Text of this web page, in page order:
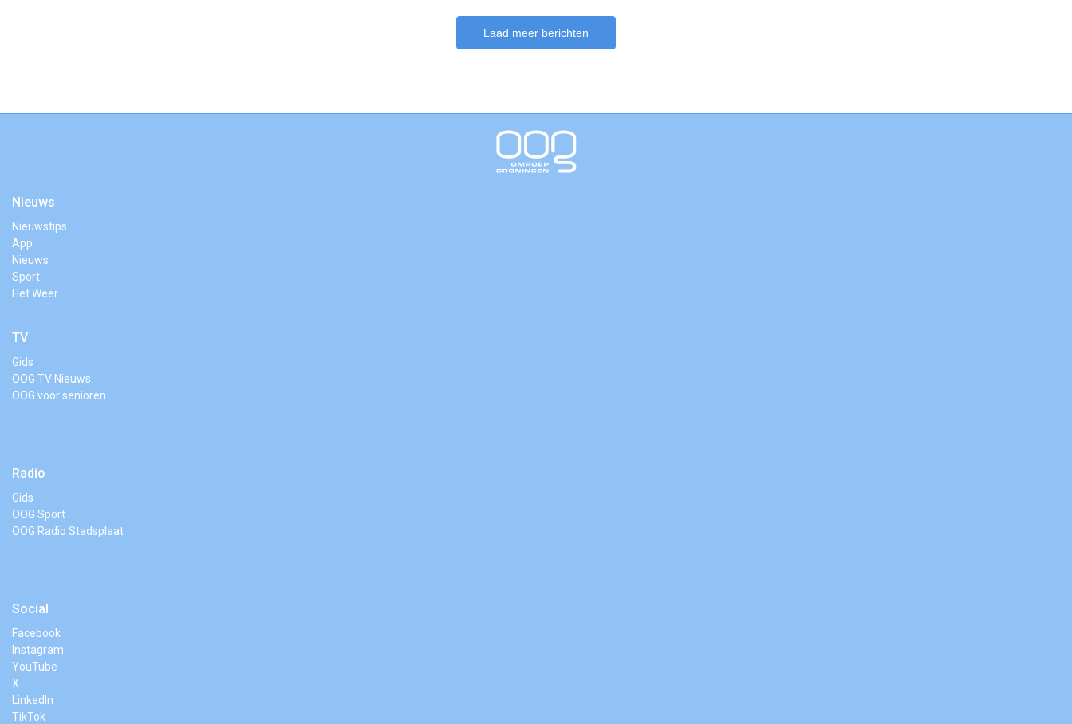
Laad meer berichten
Nieuws
Nieuwstips
App
Nieuws
Sport
Het Weer
TV
Gids
OOG TV Nieuws
OOG voor senioren
Radio
Gids
OOG Sport
OOG Radio Stadsplaat
Social
Facebook
Instagram
YouTube
X
LinkedIn
TikTok